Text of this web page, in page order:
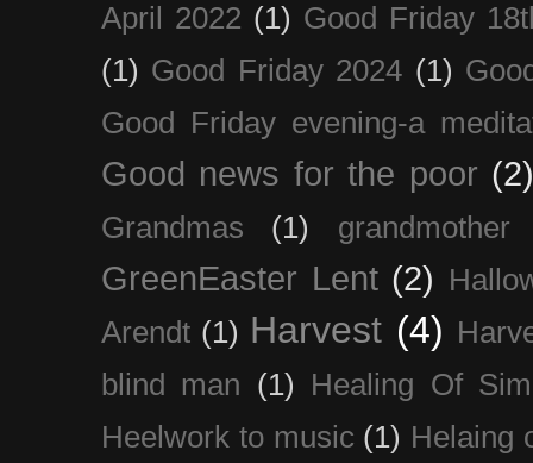
April 2022 (1) Good Friday
(1) Good Friday 2024 (1)
Good Friday evening-a
Good news for the poor
Grandmas (1) grandmother
GreenEaster Lent (2)
Arendt (1) Harvest (4)
blind man (1)
Healing Of
Heelwork to music (1) Helaing